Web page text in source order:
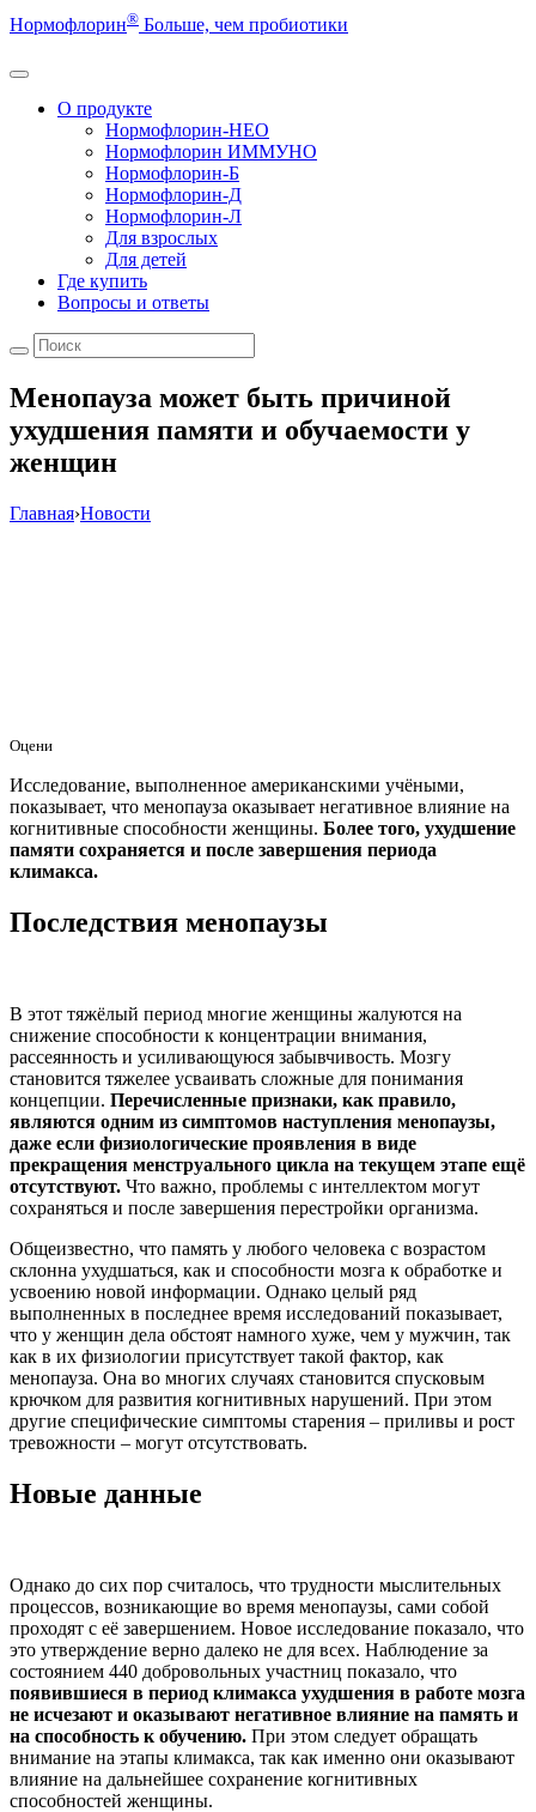
Нормофлорин® Больше, чем пробиотики
О продукте
Нормофлорин-НЕО
Нормофлорин ИММУНО
Нормофлорин-Б
Нормофлорин-Д
Нормофлорин-Л
Для взрослых
Для детей
Где купить
Вопросы и ответы
Менопауза может быть причиной
ухудшения памяти и обучаемости у
женщин
Главная›Новости
Оцени
Исследование, выполненное американскими учёными,
показывает, что менопауза оказывает негативное влияние на
когнитивные способности женщины. Более того, ухудшение
памяти сохраняется и после завершения периода
климакса.
Последствия менопаузы
В этот тяжёлый период многие женщины жалуются на
снижение способности к концентрации внимания,
рассеянность и усиливающуюся забывчивость. Мозгу
становится тяжелее усваивать сложные для понимания
концепции. Перечисленные признаки, как правило,
являются одним из симптомов наступления менопаузы,
даже если физиологические проявления в виде
прекращения менструального цикла на текущем этапе ещё
отсутствуют. Что важно, проблемы с интеллектом могут
сохраняться и после завершения перестройки организма.
Общеизвестно, что память у любого человека с возрастом
склонна ухудшаться, как и способности мозга к обработке и
усвоению новой информации. Однако целый ряд
выполненных в последнее время исследований показывает,
что у женщин дела обстоят намного хуже, чем у мужчин, так
как в их физиологии присутствует такой фактор, как
менопауза. Она во многих случаях становится спусковым
крючком для развития когнитивных нарушений. При этом
другие специфические симптомы старения – приливы и рост
тревожности – могут отсутствовать.
Новые данные
Однако до сих пор считалось, что трудности мыслительных
процессов, возникающие во время менопаузы, сами собой
проходят с её завершением. Новое исследование показало, что
это утверждение верно далеко не для всех. Наблюдение за
состоянием 440 добровольных участниц показало, что
появившиеся в период климакса ухудшения в работе мозга
не исчезают и оказывают негативное влияние на память и
на способность к обучению. При этом следует обращать
внимание на этапы климакса, так как именно они оказывают
влияние на дальнейшее сохранение когнитивных
способностей женщины.